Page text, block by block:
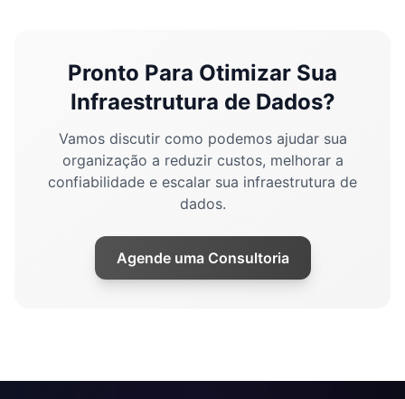
Pronto Para Otimizar Sua
Infraestrutura de Dados?
Vamos discutir como podemos ajudar sua
organização a reduzir custos, melhorar a
confiabilidade e escalar sua infraestrutura de
dados.
Agende uma Consultoria